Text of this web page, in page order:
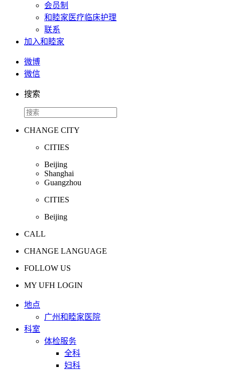
会员制
和睦家医疗临床护理
联系
加入和睦家
微博
微信
搜索
CHANGE CITY
CITIES
Beijing
Shanghai
Guangzhou
CITIES
Beijing
CALL
CHANGE LANGUAGE
FOLLOW US
MY UFH LOGIN
地点
广州和睦家医院
科室
体检服务
全科
妇科